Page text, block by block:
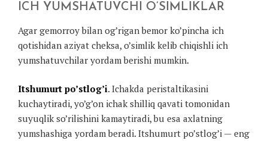
ICH YUMSHATUVCHI O’SIMLIKLAR
Agar gemorroy bilan og’rigan bemor ko’pincha ich
qotishidan aziyat cheksa, o’simlik kelib chiqishli ich
yumshatuvchilar yordam berishi mumkin.
Itshumurt po’stlog’i. Ichakda peristaltikasini
kuchaytiradi, yo’g’on ichak shilliq qavati tomonidan
suyuqlik so’rilishini kamaytiradi, bu esa axlatning
yumshashiga yordam beradi. Itshumurt po’stlog’i — eng